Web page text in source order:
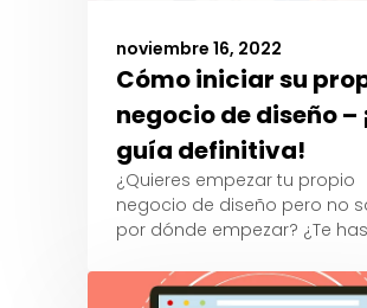
noviembre 16, 2022
Cómo iniciar su
negocio de diseño –
guía definitiva!
¿Quieres empezar tu propio
negocio de diseño pero no
por dónde empezar? ¿Te